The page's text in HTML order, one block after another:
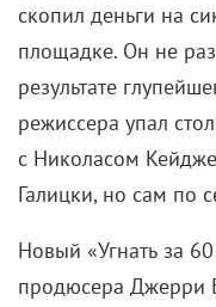
скопил деньги на
площадке. Он не
результате
режиссера упал
с Николасом
Галицки, но сам по
Новый «Угнать за
продюсера Джерри